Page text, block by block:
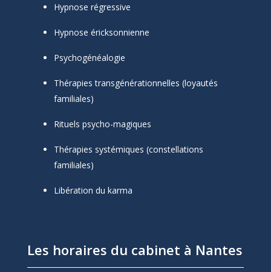
Hypnose régressive
Hypnose éricksonnienne
Psychogénéalogie
Thérapies transgénérationnelles (loyautés
familiales)
Rituels psycho-magiques
Thérapies systémiques (constellations
familiales)
Libération du karma
Les horaires du cabinet à Nantes